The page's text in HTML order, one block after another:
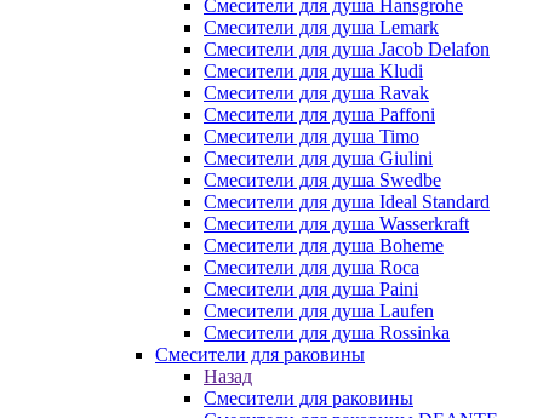
Смесители для душа Hansgrohe
Смесители для душа Lemark
Смесители для душа Jacob Delafon
Смесители для душа Kludi
Смесители для душа Ravak
Смесители для душа Paffoni
Смесители для душа Timo
Смесители для душа Giulini
Смесители для душа Swedbe
Смесители для душа Ideal Standard
Смесители для душа Wasserkraft
Смесители для душа Boheme
Смесители для душа Roca
Смесители для душа Paini
Смесители для душа Laufen
Смесители для душа Rossinka
Смесители для раковины
Назад
Смесители для раковины